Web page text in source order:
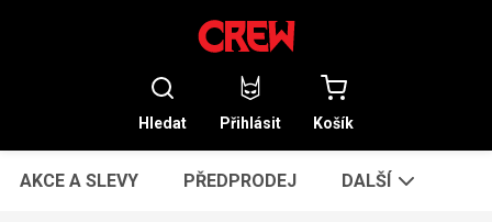
Hledat Přihlásit Košík
AKCE A SLEVY PŘEDPRODEJ DALŠÍ